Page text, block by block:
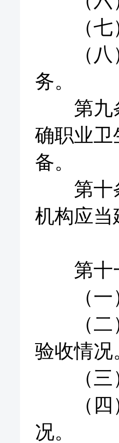
（七）
（八）
务。
第九条
确职业卫
备。
第十条
机构应当
第十一
（一）
（二）
验收情况
（三）
（四）
况。